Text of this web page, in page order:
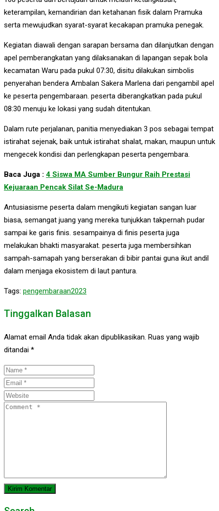
keterampilan, kemandirian dan ketahanan fisik dalam Pramuka
serta mewujudkan syarat-syarat kecakapan pramuka penegak.
Kegiatan diawali dengan sarapan bersama dan dilanjutkan dengan
apel pemberangkatan yang dilaksanakan di lapangan sepak bola
kecamatan Waru pada pukul 07:30, disitu dilakukan simbolis
penyerahan bendera Ambalan Sakera Marlena dari pengambil apel
ke peserta pengembaraan. peserta diberangkatkan pada pukul
08:30 menuju ke lokasi yang sudah ditentukan.
Dalam rute perjalanan, panitia menyediakan 3 pos sebagai tempat
istirahat sejenak, baik untuk istirahat shalat, makan, maupun untuk
mengecek kondisi dan perlengkapan peserta pengembara.
Baca Juga : 4 Siswa MA Sumber Bungur Raih Prestasi
Kejuaraan Pencak Silat Se-Madura
Antusiasisme peserta dalam mengikuti kegiatan sangan luar
biasa, semangat juang yang mereka tunjukkan takpernah pudar
sampai ke garis finis. sesampainya di finis peserta juga
melakukan bhakti masyarakat. peserta juga membersihkan
sampah-samapah yang berserakan di bibir pantai guna ikut andil
dalam menjaga ekosistem di laut pantura.
Tags: pengembaraan2023
Tinggalkan Balasan
Alamat email Anda tidak akan dipublikasikan. Ruas yang wajib
ditandai *